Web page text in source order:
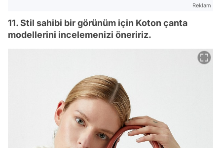
Reklam
11. Stil sahibi bir görünüm için Koton çanta
modellerini incelemenizi öneririz.